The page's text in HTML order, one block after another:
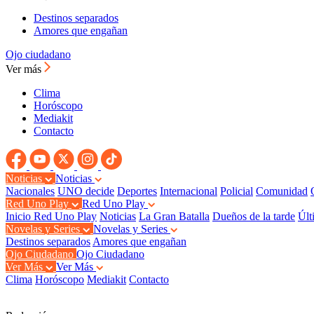
Destinos separados
Amores que engañan
Ojo ciudadano
Ver más
Clima
Horóscopo
Mediakit
Contacto
Noticias
Noticias
Nacionales UNO decide Deportes Internacional Policial Comunidad
Red Uno Play
Red Uno Play
Inicio Red Uno Play Noticias La Gran Batalla Dueños de la tarde
Novelas y Series
Novelas y Series
Destinos separados Amores que engañan
Ojo Ciudadano Ojo Ciudadano
Ver Más
Ver Más
Clima Horóscopo Mediakit Contacto